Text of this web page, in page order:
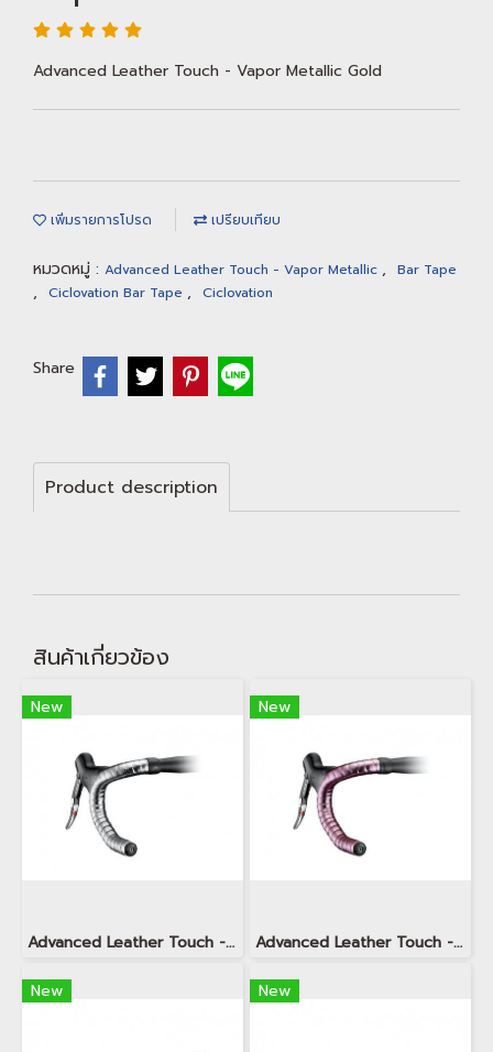
Advanced Leather Touch - Vapor Metallic Gold
เพิ่มรายการโปรด เปรียบเทียบ
หมวดหมู่ : Advanced Leather Touch - Vapor Metallic , Bar Tape
, Ciclovation Bar Tape , Ciclovation
Share
Product description
สินค้าเกี่ยวข้อง
New
Advanced Leather Touch - Vapor Metallic Platinum
New
Advanced Leather Touch - Vapor Metallic Sakura Gold
New New